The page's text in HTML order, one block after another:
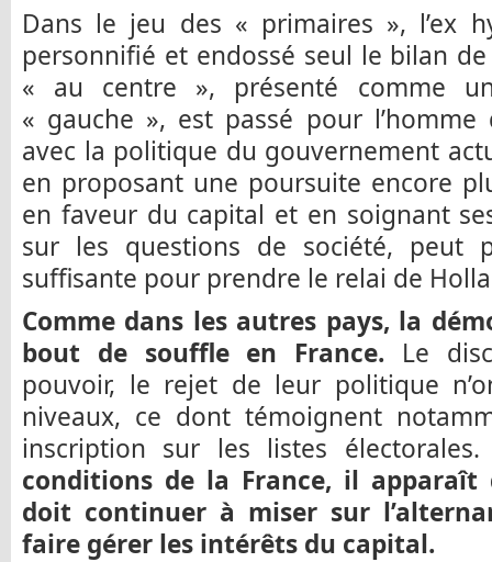
Dans le jeu des « primaires », l’ex
personnifié et endossé seul le bilan
« au centre », présenté comme
« gauche », est passé pour l’homme
avec la politique du gouvernement
en proposant une poursuite encore
en faveur du capital et en soignant
sur les questions de société, peut
suffisante pour prendre le relai de
Comme dans les autres pays, la
bout de souffle en France. Le
pouvoir, le rejet de leur politique
niveaux, ce dont témoignent
inscription sur les listes
conditions de la France, il
doit continuer à miser sur
faire gérer les intérêts du capital.